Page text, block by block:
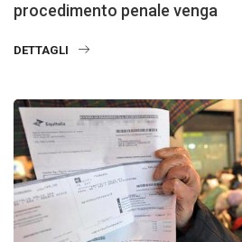
procedimento penale venga
DETTAGLI